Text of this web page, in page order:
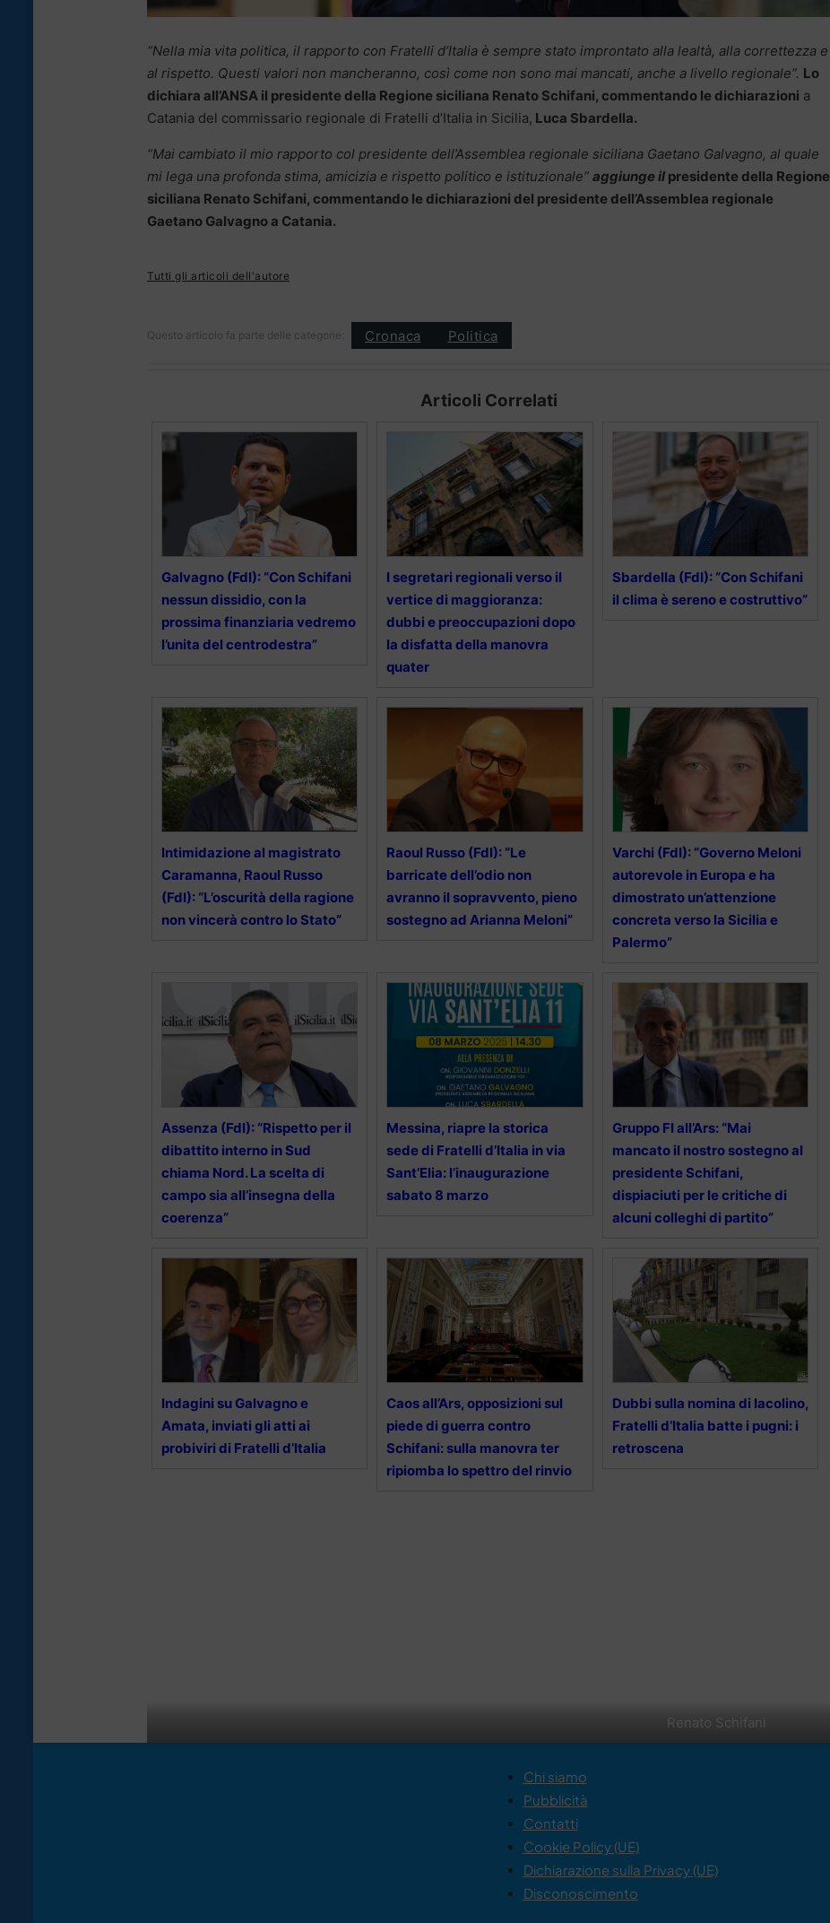
Renato Schifani
“Nella mia vita politica, il rapporto con Fratelli d’Italia è sempre stato improntato alla lealtà, alla correttezza e
al rispetto. Questi valori non mancheranno, così come non sono mai mancati, anche a livello regionale”. Lo
dichiara all’ANSA il presidente della Regione siciliana Renato Schifani, commentando le dichiarazioni a
Catania del commissario regionale di Fratelli d’Italia in Sicilia, Luca Sbardella.
“Mai cambiato il mio rapporto col presidente dell’Assemblea regionale siciliana Gaetano Galvagno, al quale
mi lega una profonda stima, amicizia e rispetto politico e istituzionale” aggiunge il presidente della Regione
siciliana Renato Schifani, commentando le dichiarazioni del presidente dell’Assemblea regionale
Gaetano Galvagno a Catania.
Tutti gli articoli dell'autore
Questo articolo fa parte delle categorie: Cronaca Politica
Articoli Correlati
Galvagno (FdI): “Con Schifani
nessun dissidio, con la
prossima finanziaria vedremo
l’unita del centrodestra”
I segretari regionali verso il
vertice di maggioranza:
dubbi e preoccupazioni dopo
la disfatta della manovra
quater
Sbardella (FdI): “Con Schifani
il clima è sereno e costruttivo”
Intimidazione al magistrato
Caramanna, Raoul Russo
(FdI): “L’oscurità della ragione
non vincerà contro lo Stato”
Raoul Russo (FdI): “Le
barricate dell’odio non
avranno il sopravvento, pieno
sostegno ad Arianna Meloni”
Varchi (FdI): “Governo Meloni
autorevole in Europa e ha
dimostrato un’attenzione
concreta verso la Sicilia e
Palermo”
Assenza (FdI): “Rispetto per il
dibattito interno in Sud
chiama Nord. La scelta di
campo sia all’insegna della
coerenza”
Messina, riapre la storica
sede di Fratelli d’Italia in via
Sant’Elia: l’inaugurazione
sabato 8 marzo
Gruppo FI all’Ars: “Mai
mancato il nostro sostegno al
presidente Schifani,
dispiaciuti per le critiche di
alcuni colleghi di partito”
Indagini su Galvagno e
Amata, inviati gli atti ai
probiviri di Fratelli d’Italia
Caos all’Ars, opposizioni sul
piede di guerra contro
Schifani: sulla manovra ter
ripiomba lo spettro del rinvio
Dubbi sulla nomina di Iacolino,
Fratelli d’Italia batte i pugni: i
retroscena
Chi siamo
Pubblicità
Contatti
Cookie Policy (UE)
Dichiarazione sulla Privacy (UE)
Disconoscimento